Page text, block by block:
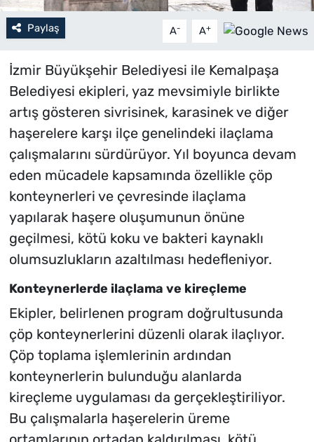
Paylaş A- A+
İzmir Büyükşehir Belediyesi ile Kemalpaşa
Belediyesi ekipleri, yaz mevsimiyle birlikte
artış gösteren sivrisinek, karasinek ve diğer
haşerelere karşı ilçe genelindeki ilaçlama
çalışmalarını sürdürüyor. Yıl boyunca devam
eden mücadele kapsamında özellikle çöp
konteynerleri ve çevresinde ilaçlama
yapılarak haşere oluşumunun önüne
geçilmesi, kötü koku ve bakteri kaynaklı
olumsuzlukların azaltılması hedefleniyor.
Konteynerlerde ilaçlama ve kireçleme
Ekipler, belirlenen program doğrultusunda
çöp konteynerlerini düzenli olarak ilaçlıyor.
Çöp toplama işlemlerinin ardından
konteynerlerin bulunduğu alanlarda
kireçleme uygulaması da gerçekleştiriliyor.
Bu çalışmalarla haşerelerin üreme